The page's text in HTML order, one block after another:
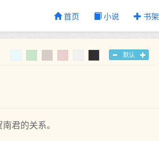
首页 小说 书架
默认
君的关系。